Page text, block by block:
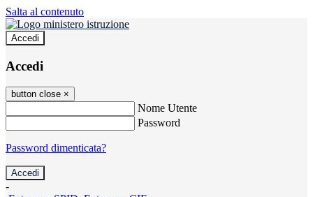
Salta al contenuto
Accedi
Accedi
button close ×
Nome Utente
Password
Password dimenticata?
-